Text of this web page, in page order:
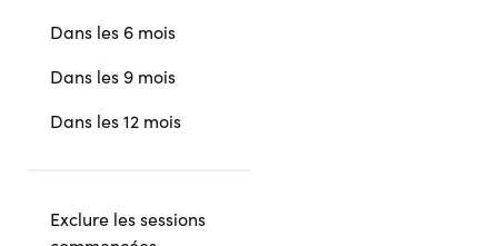
Dans les 6 mois
Dans les 9 mois
Dans les 12 mois
Exclure les sessions